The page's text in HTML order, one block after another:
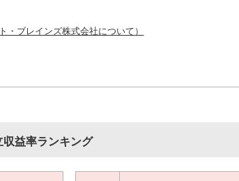
・ブレインズ株式会社について）
益率ランキング